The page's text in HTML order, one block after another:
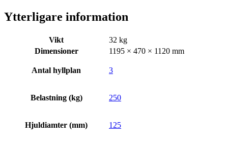
Ytterligare information
Vikt
32 kg
Dimensioner
1195 × 470 × 1120 mm
Antal hyllplan 3
Belastning (kg) 250
Hjuldiamter (mm) 125